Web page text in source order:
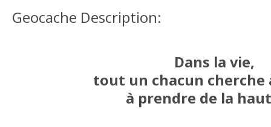
Geocache Description:
Dans la vie,
tout un chacun cherche
à prendre de la